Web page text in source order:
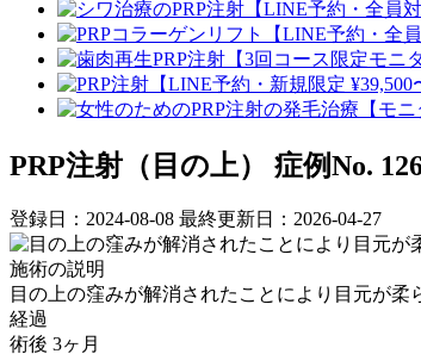
PRP注射（目の上） 症例No.
登録日：2024-08-08 最終更新日：2026-04-27
施術の説明
目の上の窪みが解消されたことにより目元が
経過
術後 3ヶ月